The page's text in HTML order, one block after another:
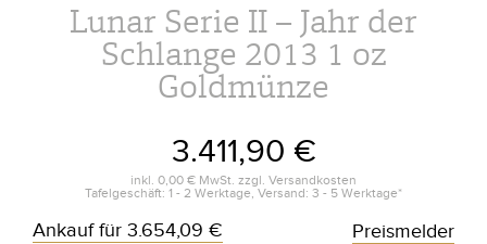
Lunar Serie II – Jahr der
Schlange 2013 1 oz
Goldmünze
3.411,90 €
inkl. 0,00 € MwSt. zzgl. Versandkosten
Tafelgeschäft: 1 - 2 Werktage, Versand: 3 - 5 Werktage*
Ankauf für 3.654,09 € Preismelder